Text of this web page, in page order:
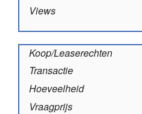
Views
Koop/Leaserechten
Transactie
Hoeveelheid
Vraagprijs